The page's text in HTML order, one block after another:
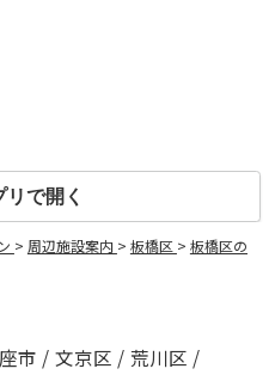
で開く
> 周辺施設案内 > 板橋区 > 板橋区の
市 / 文京区 / 荒川区 /